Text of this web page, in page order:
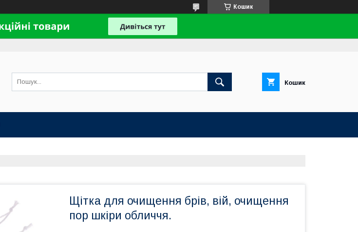
Кошик
Кошик
Щітка для очищення брів, вій, очищення
пор шкіри обличчя.